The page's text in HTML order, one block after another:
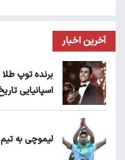
آخرین اخبار
برنده توپ طلا
اسپانیایی
لیموچی به